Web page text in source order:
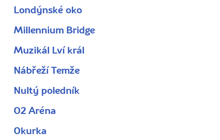
Londýnské oko
Millennium Bridge
Muzikál Lví král
Nábřeží Temže
Nultý poledník
O2 Aréna
Okurka